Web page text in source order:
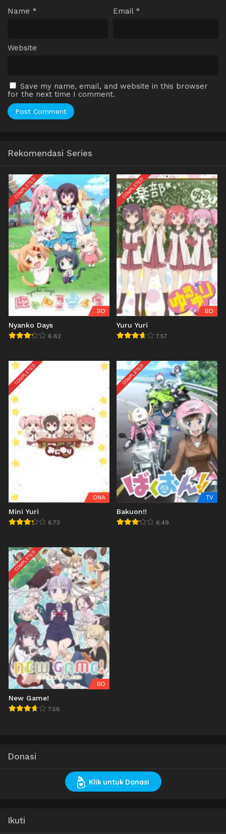
Name * Email *
Website
Save my name, email, and website in this browser
for the next time I comment.
Rekomendasi Series
COMPLETED
BD
Nyanko Days
6.62
COMPLETED
BD
Yuru Yuri
7.57
COMPLETED
ONA
Mini Yuri
6.73
COMPLETED
TV
Bakuon!!
6.49
COMPLETED
BD
New Game!
7.56
Donasi
Klik untuk Donasi
Ikuti